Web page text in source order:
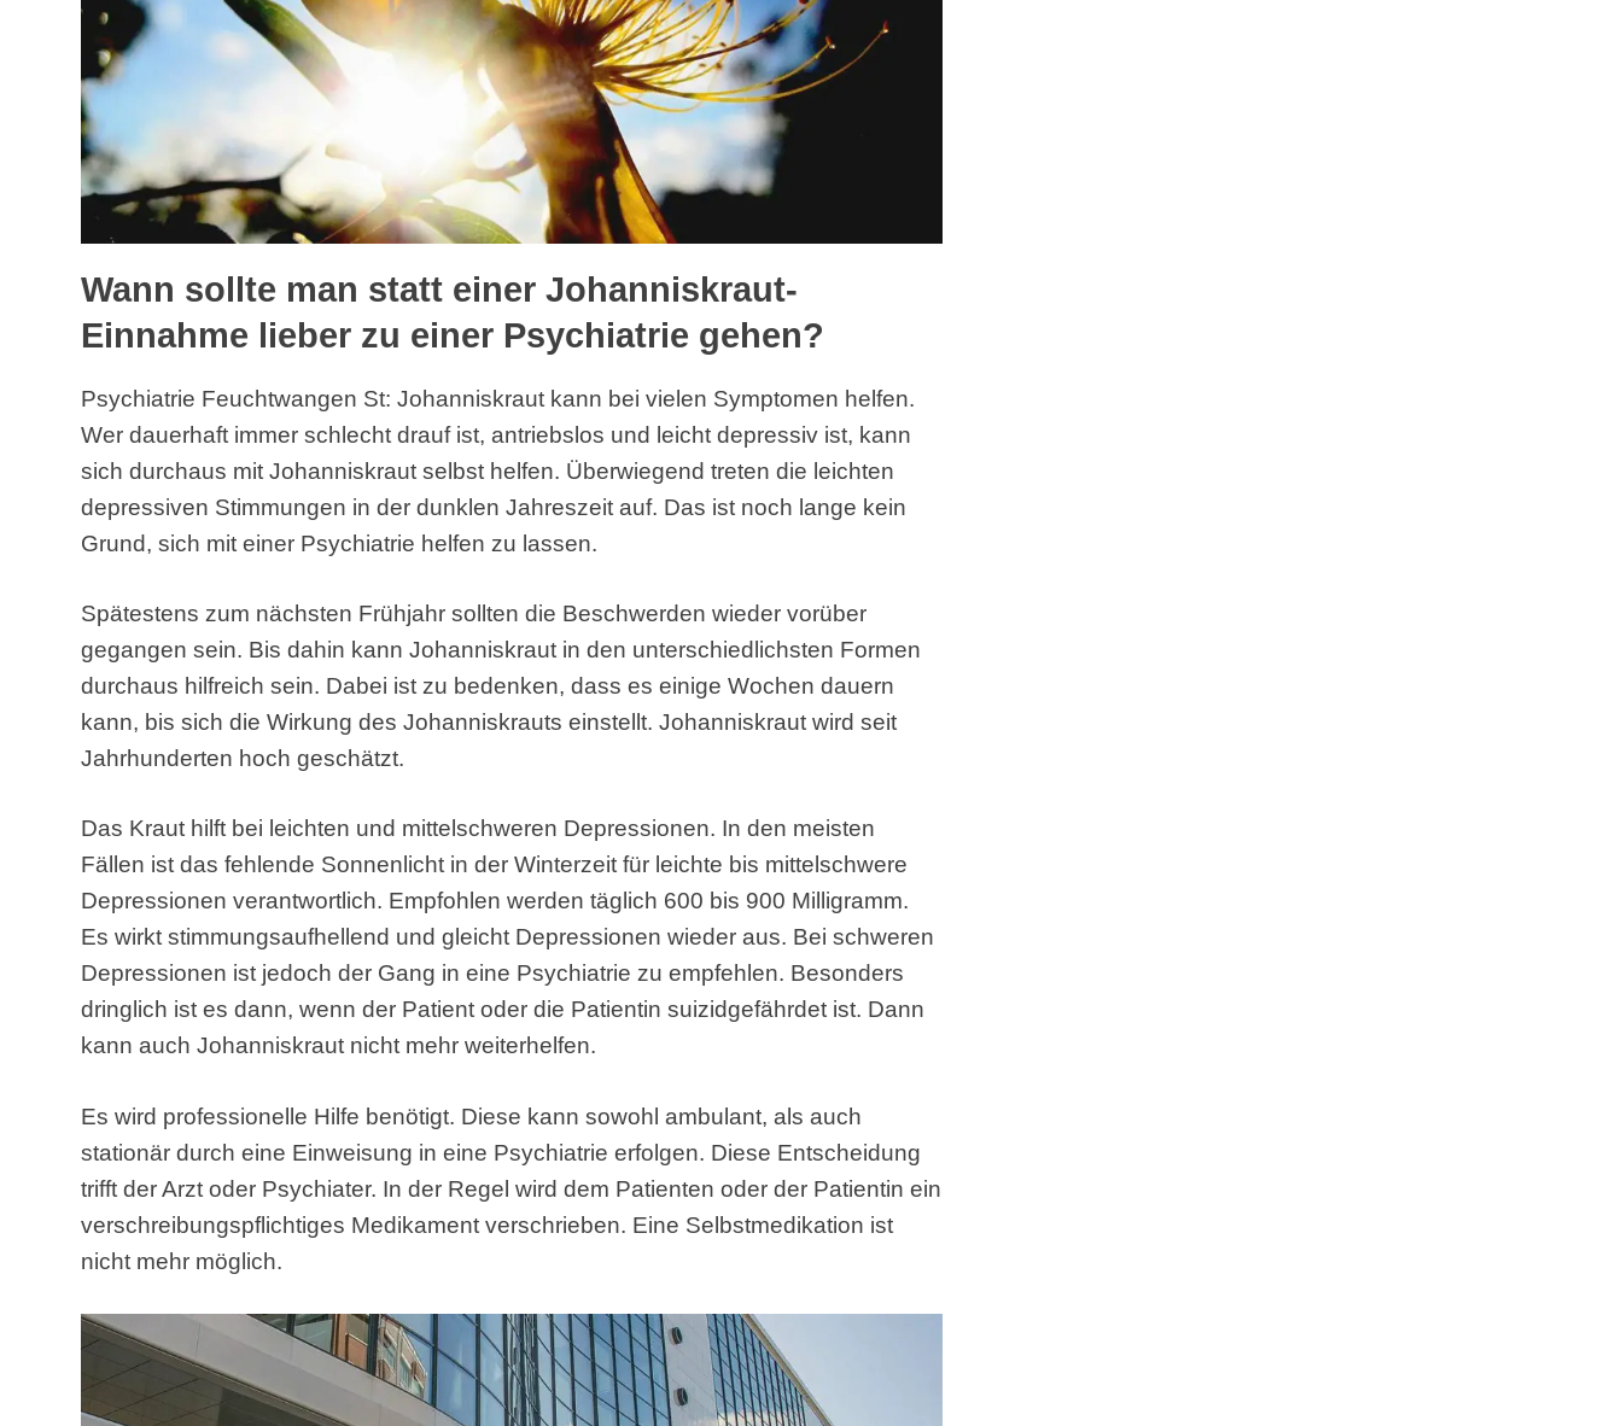
Wann sollte man statt einer Johanniskraut-
Einnahme lieber zu einer Psychiatrie gehen?
Psychiatrie Feuchtwangen St: Johanniskraut kann bei vielen Symptomen helfen.
Wer dauerhaft immer schlecht drauf ist, antriebslos und leicht depressiv ist, kann
sich durchaus mit Johanniskraut selbst helfen. Überwiegend treten die leichten
depressiven Stimmungen in der dunklen Jahreszeit auf. Das ist noch lange kein
Grund, sich mit einer Psychiatrie helfen zu lassen.
Spätestens zum nächsten Frühjahr sollten die Beschwerden wieder vorüber
gegangen sein. Bis dahin kann Johanniskraut in den unterschiedlichsten Formen
durchaus hilfreich sein. Dabei ist zu bedenken, dass es einige Wochen dauern
kann, bis sich die Wirkung des Johanniskrauts einstellt. Johanniskraut wird seit
Jahrhunderten hoch geschätzt.
Das Kraut hilft bei leichten und mittelschweren Depressionen. In den meisten
Fällen ist das fehlende Sonnenlicht in der Winterzeit für leichte bis mittelschwere
Depressionen verantwortlich. Empfohlen werden täglich 600 bis 900 Milligramm.
Es wirkt stimmungsaufhellend und gleicht Depressionen wieder aus. Bei schweren
Depressionen ist jedoch der Gang in eine Psychiatrie zu empfehlen. Besonders
dringlich ist es dann, wenn der Patient oder die Patientin suizidgefährdet ist. Dann
kann auch Johanniskraut nicht mehr weiterhelfen.
Es wird professionelle Hilfe benötigt. Diese kann sowohl ambulant, als auch
stationär durch eine Einweisung in eine Psychiatrie erfolgen. Diese Entscheidung
trifft der Arzt oder Psychiater. In der Regel wird dem Patienten oder der Patientin ein
verschreibungspflichtiges Medikament verschrieben. Eine Selbstmedikation ist
nicht mehr möglich.